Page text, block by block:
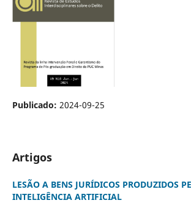
Publicado: 2024-09-25
Artigos
LESÃO A BENS JURÍDICOS PRODUZIDOS
INTELIGÊNCIA ARTIFICIAL